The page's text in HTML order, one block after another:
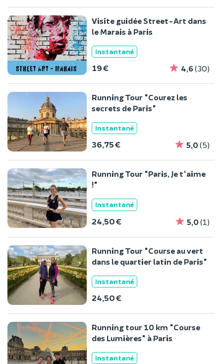
Visite guidée Street-Art dans
le Marais à Paris
Instantané
19 € 4,6(30)
Running Tour "Courez les
secrets de Paris"
Instantané
36,75 € 5,0(5)
Running Tour "Paris, Je t'aime
!"
Instantané
24,50 € 5,0(1)
Running Tour "Course au vert
dans le quartier latin de Paris"
Instantané
24,50 €
Running tour 10 km "Course
des Lumières" à Paris
Instantané